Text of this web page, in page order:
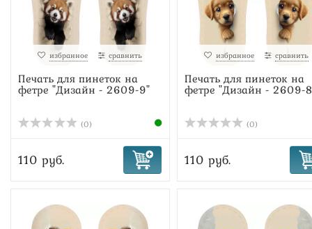
избранное сравнить
Печать для пинеток на
фетре "Дизайн - 2609-9"
(0)
110 руб.
избранное сравнить
Печать для пинеток на
фетре "Дизайн - 2609-
(0)
110 руб.